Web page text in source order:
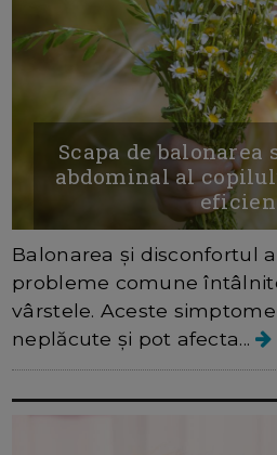
Scapa de
abdominal al
Balonarea și disconfortul
probleme comune
vârstele. Aceste
neplăcute și pot afecta...